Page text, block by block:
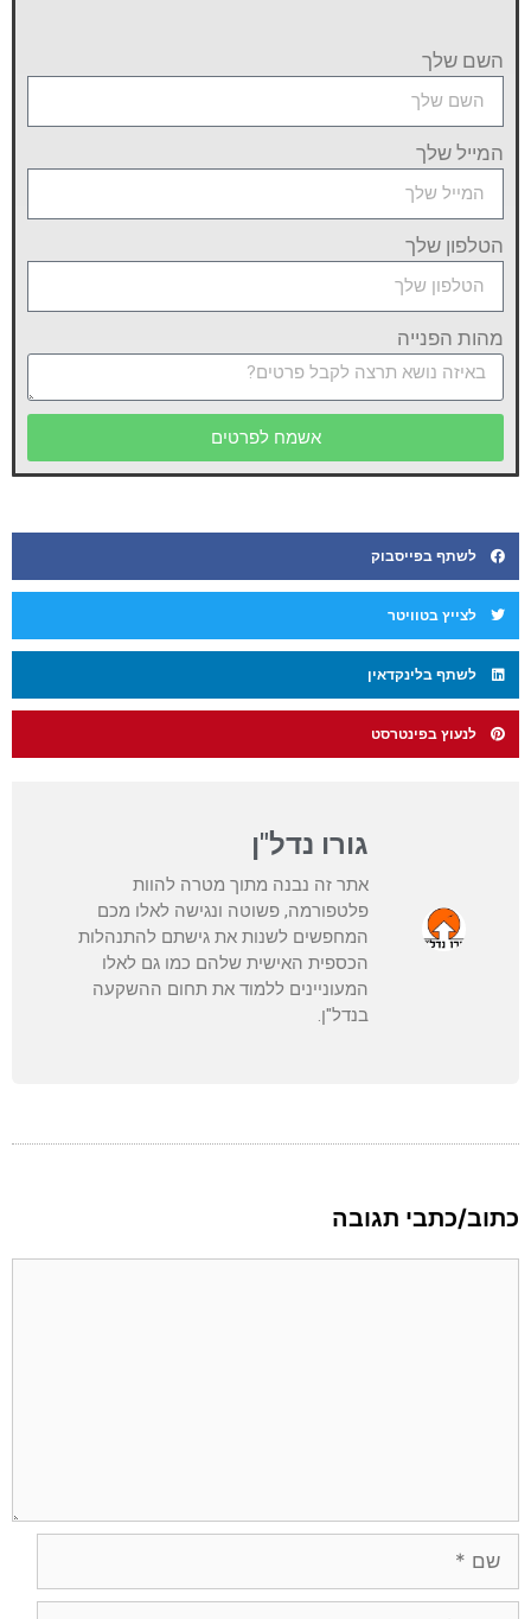
השם שלך
המייל שלך
הטלפון שלך
מהות הפנייה
אשמח לפרטים
לשתף בפייסבוק
לצייץ בטוויטר
לשתף בלינקדאין
לנעוץ בפינטרסט
גורו נדל"ן
אתר זה נבנה מתוך מטרה להוות
פלטפורמה, פשוטה ונגישה לאלו מכם
המחפשים לשנות את גישתם להתנהלות
הכספית האישית שלהם כמו גם לאלו
המעוניינים ללמוד את תחום ההשקעה
בנדל"ן.
כתוב/כתבי תגובה